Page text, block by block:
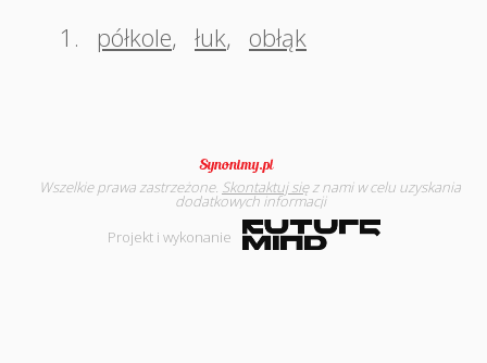
1.
półkole, łuk, obłąk
Wszelkie prawa zastrzeżone. Skontaktuj sięz nami w celu uzyskania
dodatkowych informacji
Projekt i wykonanie